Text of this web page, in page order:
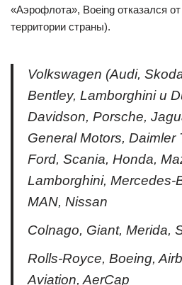
«Аэрофлота», Boeing отказался
территории страны).
Volkswagen (Audi,
Bentley, Lamborghini и
Davidson, Porsche,
General Motors, Daimler
Ford, Scania, Honda,
Lamborghini, Mercedes-
MAN, Nissan
Colnago, Giant, Merida,
Rolls-Royce, Boeing,
Aviation, AerCap